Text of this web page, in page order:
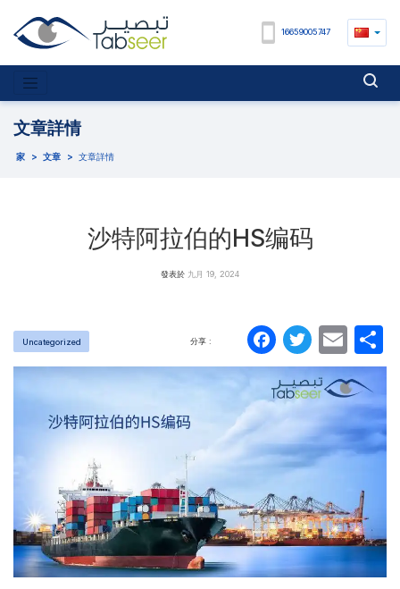
16659005747
文章詳情
家 > 文章 > 文章詳情
沙特阿拉伯的HS编码
發表於 九月 19, 2024
Uncategorized 分享 :